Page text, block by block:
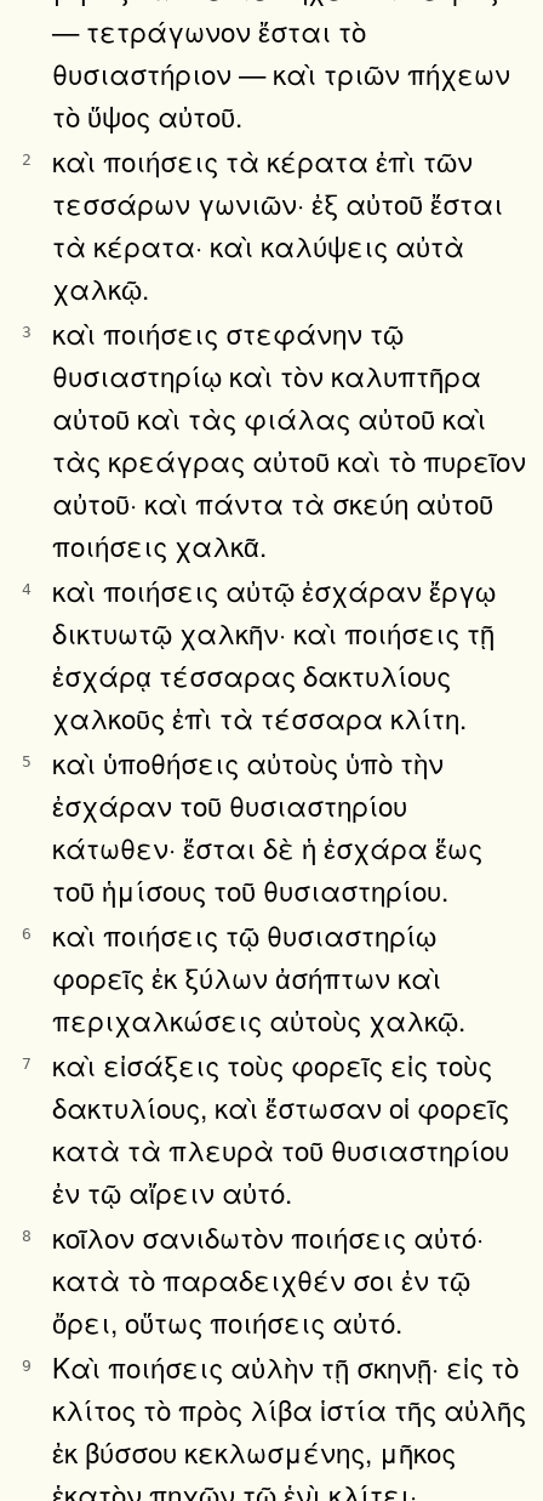
— τετράγωνον ἔσται τὸ
θυσιαστήριον — καὶ τριῶν πήχεων
τὸ ὕψος αὐτοῦ.
2
καὶ ποιήσεις τὰ κέρατα ἐπὶ τῶν
τεσσάρων γωνιῶν· ἐξ αὐτοῦ ἔσται
τὰ κέρατα· καὶ καλύψεις αὐτὰ
χαλκῷ.
3
καὶ ποιήσεις στεφάνην τῷ
θυσιαστηρίῳ καὶ τὸν καλυπτῆρα
αὐτοῦ καὶ τὰς φιάλας αὐτοῦ καὶ
τὰς κρεάγρας αὐτοῦ καὶ τὸ πυρεῖον
αὐτοῦ· καὶ πάντα τὰ σκεύη αὐτοῦ
ποιήσεις χαλκᾶ.
4
καὶ ποιήσεις αὐτῷ ἐσχάραν ἔργῳ
δικτυωτῷ χαλκῆν· καὶ ποιήσεις τῇ
ἐσχάρᾳ τέσσαρας δακτυλίους
χαλκοῦς ἐπὶ τὰ τέσσαρα κλίτη.
5
καὶ ὑποθήσεις αὐτοὺς ὑπὸ τὴν
ἐσχάραν τοῦ θυσιαστηρίου
κάτωθεν· ἔσται δὲ ἡ ἐσχάρα ἕως
τοῦ ἡμίσους τοῦ θυσιαστηρίου.
6
καὶ ποιήσεις τῷ θυσιαστηρίῳ
φορεῖς ἐκ ξύλων ἀσήπτων καὶ
περιχαλκώσεις αὐτοὺς χαλκῷ.
7
καὶ εἰσάξεις τοὺς φορεῖς εἰς τοὺς
δακτυλίους, καὶ ἔστωσαν οἱ φορεῖς
κατὰ τὰ πλευρὰ τοῦ θυσιαστηρίου
ἐν τῷ αἴρειν αὐτό.
8
κοῖλον σανιδωτὸν ποιήσεις αὐτό·
κατὰ τὸ παραδειχθέν σοι ἐν τῷ
ὄρει, οὕτως ποιήσεις αὐτό.
9
Καὶ ποιήσεις αὐλὴν τῇ σκηνῇ· εἰς τὸ
κλίτος τὸ πρὸς λίβα ἱστία τῆς αὐλῆς
ἐκ βύσσου κεκλωσμένης, μῆκος